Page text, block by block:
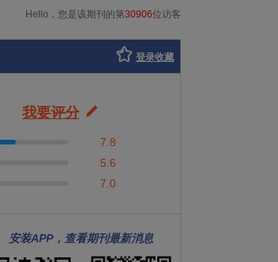
Hello，您是该期刊的第30906位访客
登录收藏
我要评分
7.8
5.6
7.0
安装APP，查看期刊最新消息